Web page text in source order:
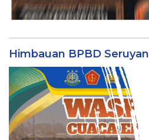
Himbauan BPBD Seruyan